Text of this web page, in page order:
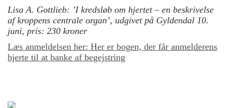
Lisa A. Gottlieb: ’I kredsløb om hjertet – en beskrivelse
af kroppens centrale organ’, udgivet på Gyldendal 10.
juni, pris: 230 kroner
Læs anmeldelsen her: Her er bogen, der får anmelderens
hjerte til at banke af begejstring